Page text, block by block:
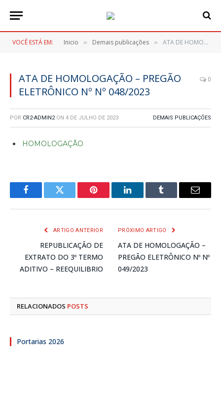
VOCÊ ESTÁ EM: Inicio » Demais publicações » ATA DE HOMOLOGAÇÃO – PREGÃO ELETRÔNICO Nº Nº 048/2023
ATA DE HOMOLOGAÇÃO – PREGÃO
ELETRÔNICO Nº Nº 048/2023
0
POR CR2-ADMIN2 ON 4 DE JULHO DE 2023 DEMAIS PUBLICAÇÕES
HOMOLOGAÇÃO
FacebookTwitter Pinterest LinkedInTumblr
E-
ARTIGO ANTERIOR
REPUBLICAÇÃO DE
EXTRATO DO 3º TERMO
ADITIVO – REEQUILIBRIO
PRÓXIMO ARTIGO
ATA DE HOMOLOGAÇÃO –
PREGÃO ELETRÔNICO Nº Nº
049/2023
RELACIONADOS POSTS
Portarias 2026